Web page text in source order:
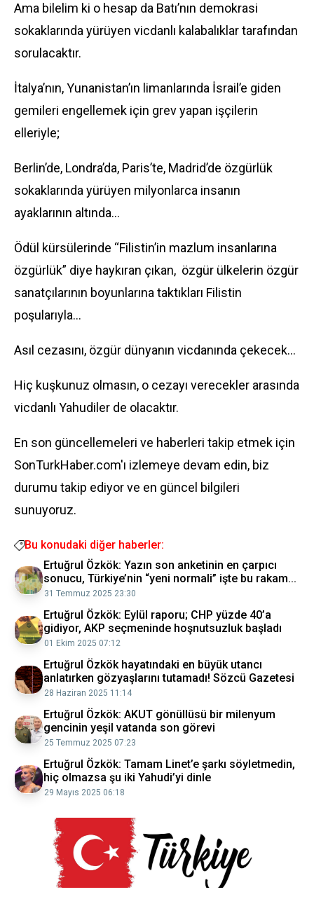
Ama bilelim ki o hesap da Batı’nın demokrasi
sokaklarında yürüyen vicdanlı kalabalıklar tarafından
sorulacaktır.
İtalya’nın, Yunanistan’ın limanlarında İsrail’e giden
gemileri engellemek için grev yapan işçilerin
elleriyle;
Berlin’de, Londra’da, Paris’te, Madrid’de özgürlük
sokaklarında yürüyen milyonlarca insanın
ayaklarının altında…
Ödül kürsülerinde “Filistin’in mazlum insanlarına
özgürlük” diye haykıran çıkan, özgür ülkelerin özgür
sanatçılarının boyunlarına taktıkları Filistin
poşularıyla…
Asıl cezasını, özgür dünyanın vicdanında çekecek…
Hiç kuşkunuz olmasın, o cezayı verecekler arasında
vicdanlı Yahudiler de olacaktır.
En son güncellemeleri ve haberleri takip etmek için
SonTurkHaber.com'ı izlemeye devam edin, biz
durumu takip ediyor ve en güncel bilgileri
sunuyoruz.
Bu konudaki diğer haberler:
Ertuğrul Özkök: Yazın son anketinin en çarpıcı
sonucu, Türkiye’nin “yeni normali” işte bu rakam...
31 Temmuz 2025 23:30
Ertuğrul Özkök: Eylül raporu; CHP yüzde 40’a
gidiyor, AKP seçmeninde hoşnutsuzluk başladı
01 Ekim 2025 07:12
Ertuğrul Özkök hayatındaki en büyük utancı
anlatırken gözyaşlarını tutamadı! Sözcü Gazetesi
28 Haziran 2025 11:14
Ertuğrul Özkök: AKUT gönüllüsü bir milenyum
gencinin yeşil vatanda son görevi
25 Temmuz 2025 07:23
Ertuğrul Özkök: Tamam Linet’e şarkı söyletmedin,
hiç olmazsa şu iki Yahudi’yi dinle
29 Mayıs 2025 06:18